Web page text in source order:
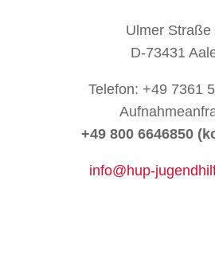
Ulmer Straße
D-73431
Telefon: +49 7361
+49 800 6646850
info@hup-